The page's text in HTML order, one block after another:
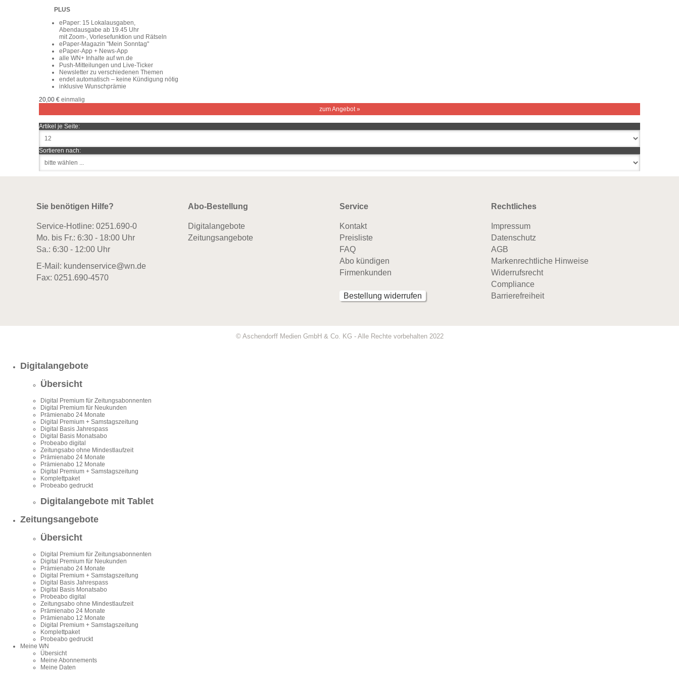
PLUS
ePaper: 15 Lokalausgaben,
Abendausgabe ab 19.45 Uhr
mit Zoom-, Vorlesefunktion und Rätseln
ePaper-Magazin "Mein Sonntag"
ePaper-App + News-App
alle WN+ Inhalte auf wn.de
Push-Mitteilungen und Live-Ticker
Newsletter zu verschiedenen Themen
endet automatisch – keine Kündigung nötig
inklusive Wunschprämie
20,00 € einmalig
zum Angebot »
Artikel je Seite:
Sortieren nach:
Sie benötigen Hilfe?
Service-Hotline: 0251.690-0
Mo. bis Fr.: 6:30 - 18:00 Uhr
Sa.: 6:30 - 12:00 Uhr
E-Mail: kundenservice@wn.de
Fax: 0251.690-4570
Abo-Bestellung
Digitalangebote
Zeitungsangebote
Service
Kontakt
Preisliste
FAQ
Abo kündigen
Firmenkunden
Bestellung widerrufen
Rechtliches
Impressum
Datenschutz
AGB
Markenrechtliche Hinweise
Widerrufsrecht
Compliance
Barrierefreiheit
© Aschendorff Medien GmbH & Co. KG - Alle Rechte vorbehalten 2022
Digitalangebote
Übersicht
Digital Premium für Zeitungsabonnenten
Digital Premium für Neukunden
Prämienabo 24 Monate
Digital Premium + Samstagszeitung
Digital Basis Jahrespass
Digital Basis Monatsabo
Probeabo digital
Zeitungsabo ohne Mindestlaufzeit
Prämienabo 24 Monate
Prämienabo 12 Monate
Digital Premium + Samstagszeitung
Komplettpaket
Probeabo gedruckt
Digitalangebote mit Tablet
Zeitungsangebote
Übersicht
Digital Premium für Zeitungsabonnenten
Digital Premium für Neukunden
Prämienabo 24 Monate
Digital Premium + Samstagszeitung
Digital Basis Jahrespass
Digital Basis Monatsabo
Probeabo digital
Zeitungsabo ohne Mindestlaufzeit
Prämienabo 24 Monate
Prämienabo 12 Monate
Digital Premium + Samstagszeitung
Komplettpaket
Probeabo gedruckt
Meine WN
Übersicht
Meine Abonnements
Meine Daten